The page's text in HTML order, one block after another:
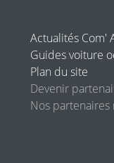
Actualités Com'
Guides voiture
Plan du site
Devenir
Nos partenaires